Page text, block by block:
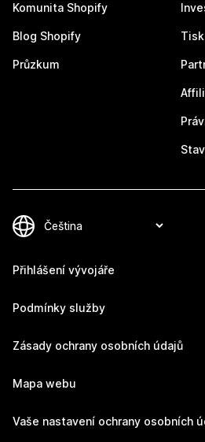
Komunita Shopify
Blog Shopify
Průzkum
Přihlášení vývojáře
Podmínky služby
Zásady ochrany osobních údajů
Mapa webu
Vaše nastavení ochrany osobních